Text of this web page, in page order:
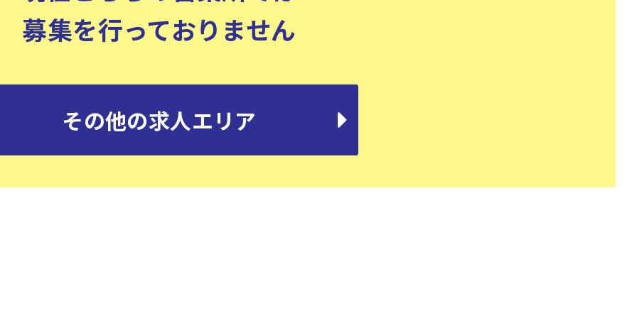
募集を行っておりません
その他の求人エリア